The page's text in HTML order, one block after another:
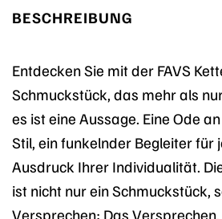
BESCHREIBUNG
Entdecken Sie mit der FAVS
Schmuckstück, das mehr als
es ist eine Aussage. Eine Ode
Stil, ein funkelnder Begleiter für
Ausdruck Ihrer Individualität.
ist nicht nur ein Schmuckstück,
Versprechen: Das